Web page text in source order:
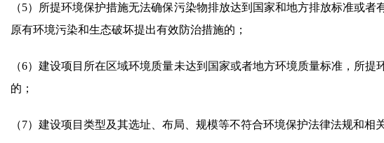
（5）所提环境保护措施无法确保污染物排放达到国家和地方排放标准或
原有环境污染和生态破坏提出有效防治措施的；
（6）建设项目所在区域环境质量未达到国家或者地方环境质量标准，所
的；
（7）建设项目类型及其选址、布局、规模等不符合环境保护法律法规和相